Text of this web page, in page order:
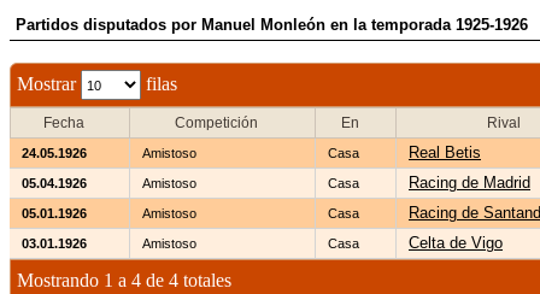
Partidos disputados por Manuel Monleón en la temporada 1925-1926
Mostrar filas
Fecha Competición En Rival
24.05.1926 Amistoso Casa Real Betis
05.04.1926 Amistoso Casa Racing de Madrid
05.01.1926 Amistoso Casa Racing de
03.01.1926 Amistoso Casa Celta de Vigo
Mostrando 1 a 4 de 4 totales